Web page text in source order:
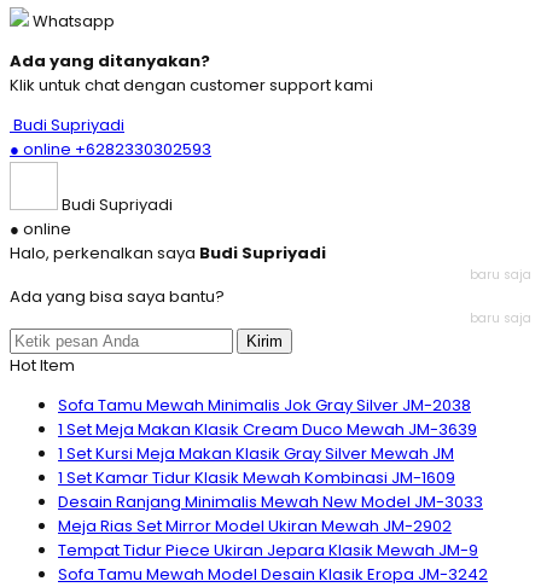
Whatsapp
Ada yang ditanyakan?
Klik untuk chat dengan customer support kami
Budi Supriyadi
● online +6282330302593
Budi Supriyadi
● online
Halo, perkenalkan saya Budi Supriyadi
baru saja
Ada yang bisa saya bantu?
baru saja
Kirim
Hot Item
Sofa Tamu Mewah Minimalis Jok Gray Silver JM-2038
1 Set Meja Makan Klasik Cream Duco Mewah JM-3639
1 Set Kursi Meja Makan Klasik Gray Silver Mewah JM
1 Set Kamar Tidur Klasik Mewah Kombinasi JM-1609
Desain Ranjang Minimalis Mewah New Model JM-3033
Meja Rias Set Mirror Model Ukiran Mewah JM-2902
Tempat Tidur Piece Ukiran Jepara Klasik Mewah JM-9
Sofa Tamu Mewah Model Desain Klasik Eropa JM-3242